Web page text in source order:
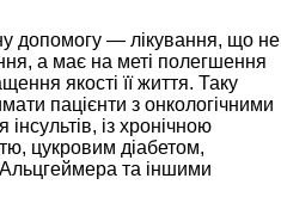
допомогу — лікування, що не
а має на меті полегшення
якості її життя. Таку
пацієнти з онкологічними
із хронічною
цукровим діабетом,
та іншими